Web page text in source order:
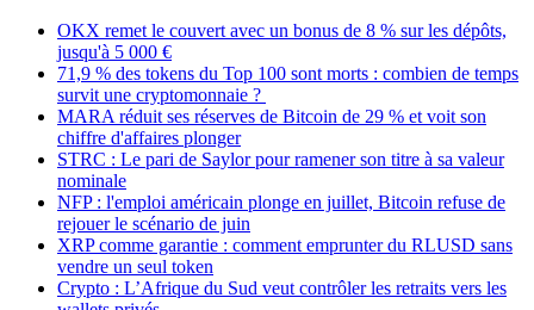
OKX remet le couvert avec un bonus de 8 % sur les dépôts,
jusqu'à 5 000 €
71,9 % des tokens du Top 100 sont morts : combien de temps
survit une cryptomonnaie ?
MARA réduit ses réserves de Bitcoin de 29 % et voit son
chiffre d'affaires plonger
STRC : Le pari de Saylor pour ramener son titre à sa valeur
nominale
NFP : l'emploi américain plonge en juillet, Bitcoin refuse de
rejouer le scénario de juin
XRP comme garantie : comment emprunter du RLUSD sans
vendre un seul token
Crypto : L’Afrique du Sud veut contrôler les retraits vers les